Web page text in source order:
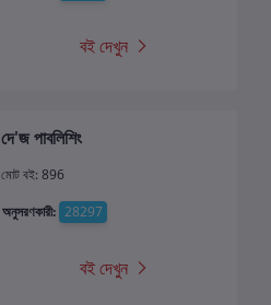
বই দেখুন
দে'জ পাবলিশিং
মোট বই: 896
অনুসরণকারী: 28297
বই দেখুন